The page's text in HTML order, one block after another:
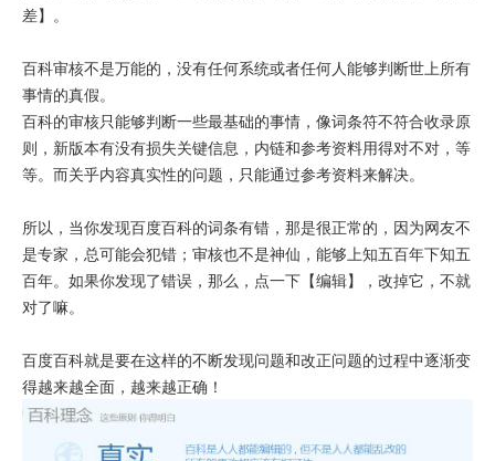
差】。
百科审核不是万能的，没有任何系统或者任何人能够判断世上所有
事情的真假。
百科的审核只能够判断一些最基础的事情，像词条符不符合收录原
则，新版本有没有损失关键信息，内链和参考资料用得对不对，等
等。而关乎内容真实性的问题，只能通过参考资料来解决。
所以，当你发现百度百科的词条有错，那是很正常的，因为网友不
是专家，总可能会犯错；审核也不是神仙，能够上知五百年下知五
百年。如果你发现了错误，那么，点一下【编辑】，改掉它，不就
对了嘛。
百度百科就是要在这样的不断发现问题和改正问题的过程中逐渐变
得越来越全面，越来越正确！